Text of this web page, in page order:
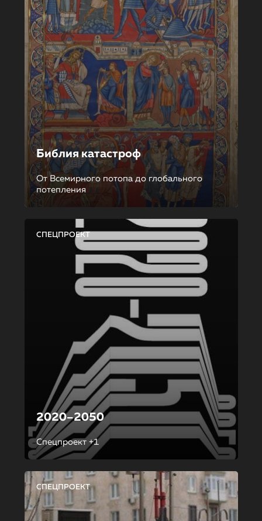
Библия катастроф
От Всемирного потопа до глобального
потепления
СПЕЦПРОЕКТ
2020–2050
Спецпроект +1
СПЕЦПРОЕКТ